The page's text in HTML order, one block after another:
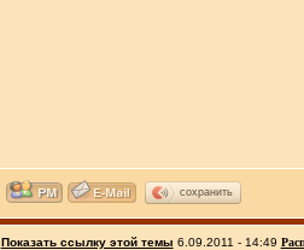
сохранить
Показать ссылку этой темы 6.09.2011 - 14:49